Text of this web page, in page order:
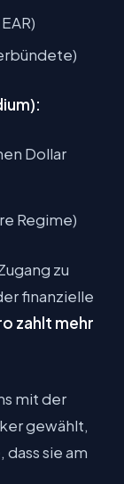
Dollar
Regime)
zu
finanzielle
zahlt mehr
mit der
gewählt,
sie am